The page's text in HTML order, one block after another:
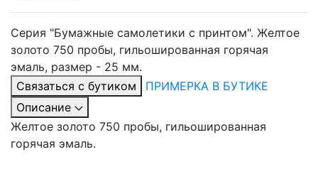
Серия "Бумажные самолетики с принтом". Желтое
золото 750 пробы, гильошированная горячая
эмаль, размер - 25 мм.
Связаться с бутиком
ПРИМЕРКА В БУТИКЕ
Описание
Желтое золото 750 пробы, гильошированная
горячая эмаль.